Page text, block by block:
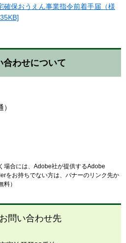
確保おうえん事業指令前着手届（様
合わせについて
場合には、Adobe社が提供するAdobe
をお持ちでない方は、バナーのリンク先か
）
問い合わせ先